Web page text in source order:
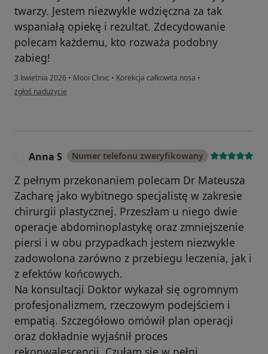
twarzy. Jestem niezwykle wdzięczna za tak
wspaniałą opiekę i rezultat. Zdecydowanie
polecam każdemu, kto rozważa podobny
zabieg!
3 kwietnia 2026 • Mooi Clinic • Korekcja całkowita nosa •
w opinii użytkownika Aleksandra
zgłoś nadużycie
Anna S Numer telefonu zweryfikowany
Z pełnym przekonaniem polecam Dr Mateusza
Zacharę jako wybitnego specjalistę w zakresie
chirurgii plastycznej. Przeszłam u niego dwie
operacje abdominoplastykę oraz zmniejszenie
piersi i w obu przypadkach jestem niezwykle
zadowolona zarówno z przebiegu leczenia, jak i
z efektów końcowych.
Na konsultacji Doktor wykazał się ogromnym
profesjonalizmem, rzeczowym podejściem i
empatią. Szczegółowo omówił plan operacji
oraz dokładnie wyjaśnił proces